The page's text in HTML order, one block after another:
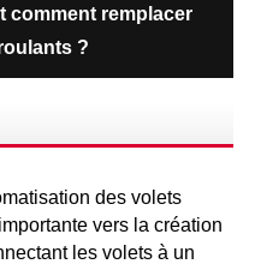
comment remplacer
?
des volets
vers la création
les volets à un